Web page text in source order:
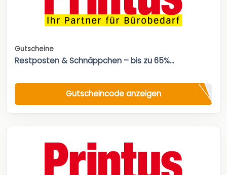
Gutscheine
Restposten & Schnäppchen – bis zu 65%...
Gutscheincode anzeigen